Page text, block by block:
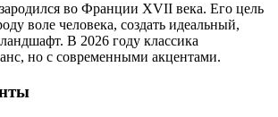
во Франции XVII века. Его цель
воле человека, создать идеальный,
В 2026 году классика
но с современными акцентами.